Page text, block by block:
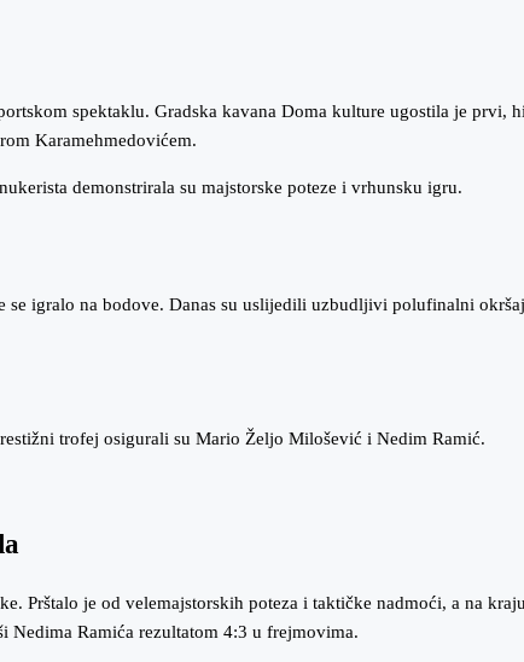
spektaklu. Gradska kavana Doma kulture ugostila je prvi,
Karamehmedovićem.
demonstrirala su majstorske poteze i vrhunsku igru.
se igralo na bodove. Danas su uslijedili uzbudljivi polufinalni
trofej osigurali su Mario Željo Milošević i Nedim Ramić.
Prštalo je od velemajstorskih poteza i taktičke nadmoći, a na
Nedima Ramića rezultatom 4:3 u frejmovima.